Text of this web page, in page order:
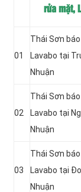
rửa mặt,
01
Thái Sơn
Lavabo tại
Nhuận
02
Thái Sơn
Lavabo tại
Nhuận
03
Thái Sơn
Lavabo tại
Nhuận